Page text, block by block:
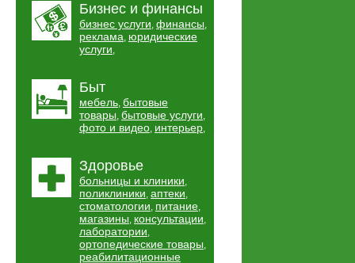
Бизнес и финансы
бизнес услуги, финансы,
реклама, юридические
услуги,
Быт
мебель, бытовые
товары, бытовые услуги,
фото и видео, интерьер,
Здоровье
больницы и клиники,
поликлиники, аптеки,
стоматологии, питание,
магазины, консультации,
лаборатории,
ортопедические товары,
реабилитационные